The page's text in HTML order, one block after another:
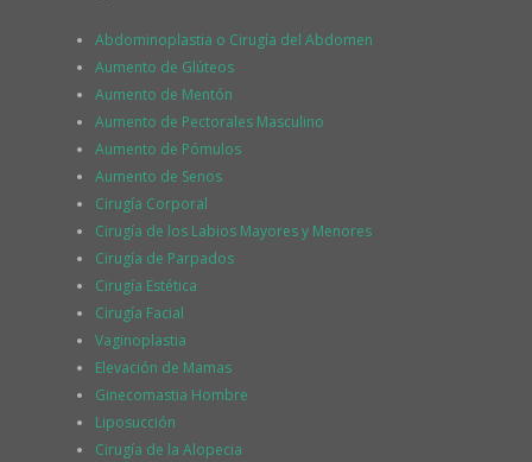
Abdominoplastia o Cirugía del Abdomen
Aumento de Glúteos
Aumento de Mentón
Aumento de Pectorales Masculino
Aumento de Pómulos
Aumento de Senos
Cirugía Corporal
Cirugía de los Labios Mayores y Menores
Cirugía de Parpados
Cirugía Estética
Cirugía Facial
Vaginoplastia
Elevación de Mamas
Ginecomastia Hombre
Liposucción
Cirugía de la Alopecia